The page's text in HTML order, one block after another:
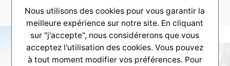
Nous utilisons des cookies pour vous garantir la
meilleure expérience sur notre site. En cliquant
sur "j'accepte", nous considérerons que vous
acceptez l'utilisation des cookies. Vous pouvez
à tout moment modifier vos préférences. Pour